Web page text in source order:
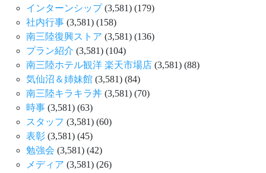
インターンシップ(3,581) (179)
社内行事 (3,581) (158)
南三陸復興ストア (3,581) (136)
プラン紹介 (3,581) (104)
南三陸ホテル観洋 楽天市場店 (3,581) (88)
気仙沼＆姉妹館 (3,581) (84)
南三陸キラキラ丼 (3,581) (70)
時事 (3,581) (63)
スタッフ (3,581) (60)
表彰 (3,581) (45)
勉強会 (3,581) (42)
メディア (3,581) (26)